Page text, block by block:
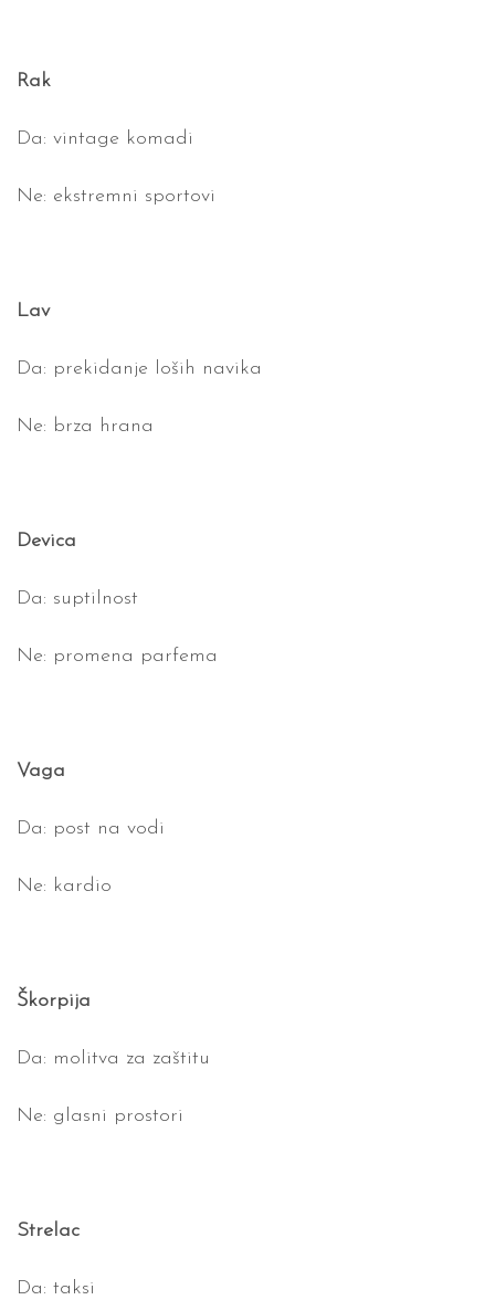
Rak
Da: vintage komadi
Ne: ekstremni sportovi
Lav
Da: prekidanje loših navika
Ne: brza hrana
Devica
Da: suptilnost
Ne: promena parfema
Vaga
Da: post na vodi
Ne: kardio
Škorpija
Da: molitva za zaštitu
Ne: glasni prostori
Strelac
Da: taksi